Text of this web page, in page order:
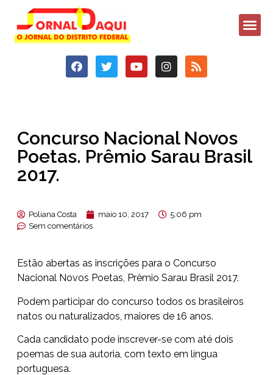
Concurso Nacional Novos
Poetas. Prêmio Sarau Brasil
2017.
Poliana Costa maio 10, 2017
5:06 pm
Sem comentários
Estão abertas as inscrições para o Concurso
Nacional Novos Poetas, Prêmio Sarau Brasil 2017.
Podem participar do concurso todos os brasileiros
natos ou naturalizados, maiores de 16 anos.
Cada candidato pode inscrever-se com até dois
poemas de sua autoria, com texto em língua
portuguesa.